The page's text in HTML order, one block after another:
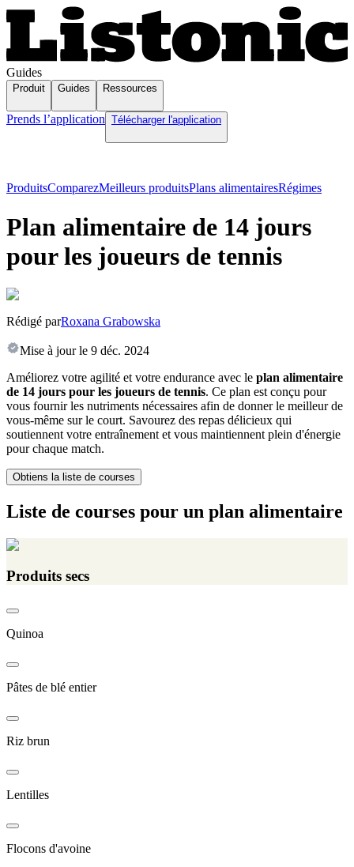
Guides
Produit Guides Ressources
Prends l’application Télécharger l'application
ProduitsComparezMeilleurs produitsPlans alimentairesRégimes
Plan alimentaire de 14 jours
pour les joueurs de tennis
Rédigé parRoxana Grabowska
Mise à jour le 9 déc. 2024
Améliorez votre agilité et votre endurance avec le plan alimentaire
de 14 jours pour les joueurs de tennis. Ce plan est conçu pour
vous fournir les nutriments nécessaires afin de donner le meilleur de
vous-même sur le court. Savourez des repas délicieux qui
soutiennent votre entraînement et vous maintiennent plein d'énergie
pour chaque match.
Obtiens la liste de courses
Liste de courses pour un plan alimentaire
Produits secs
Quinoa
Pâtes de blé entier
Riz brun
Lentilles
Flocons d'avoine